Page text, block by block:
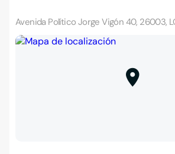
Avenida Político Jorge Vigón 40, 26003,